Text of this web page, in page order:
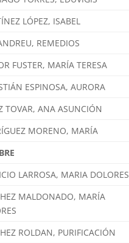
LÓPEZ, ISABEL
REMEDIOS
FUSTER, MARÍA TERESA
ESPINOSA, AURORA
TOVAR, ANA ASUNCIÓN
MORENO, MARÍA
LARROSA, MARIA DOLORES
MALDONADO, MARÍA
ROLDAN, PURIFICACIÓN